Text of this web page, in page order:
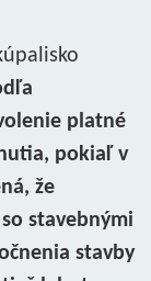
platné
pokiaľ v
že
stavebnými
stavby